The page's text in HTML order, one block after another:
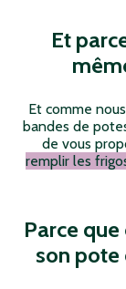
Et
Et comme
bandes de
de vous
remplir les
Parce
son pote